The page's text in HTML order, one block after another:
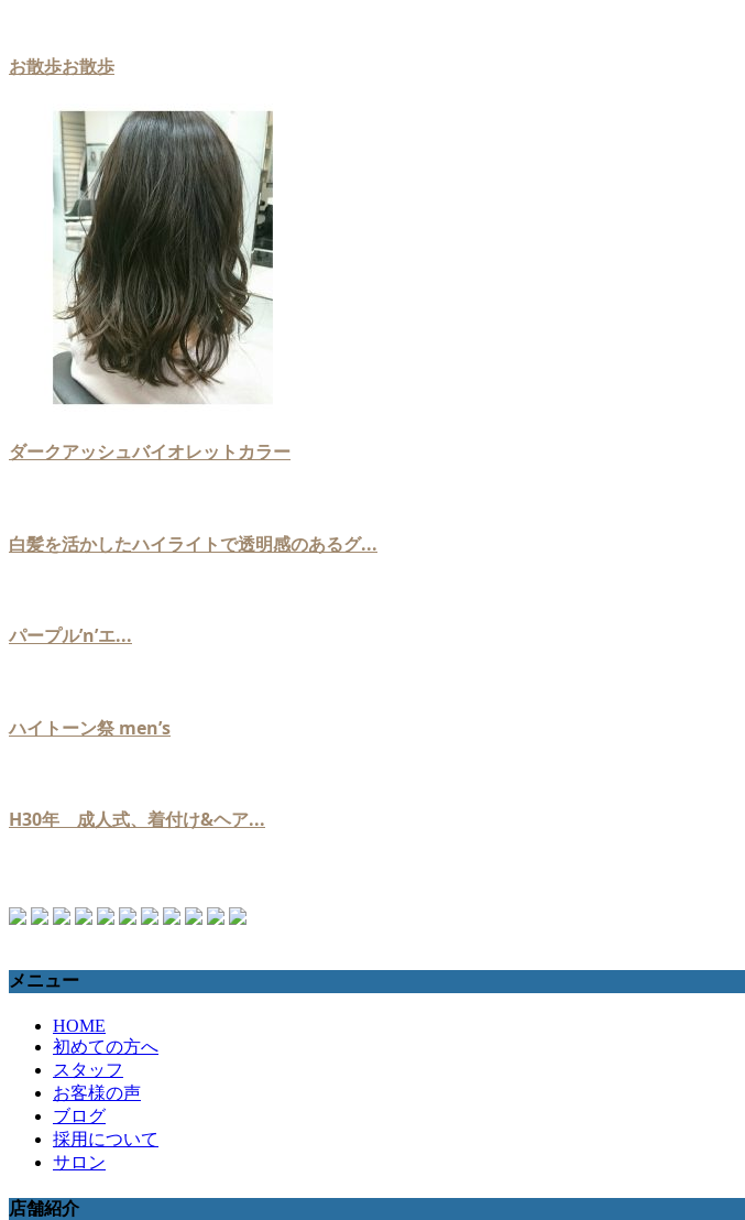
お散歩お散歩
ダークアッシュバイオレットカラー
白髪を活かしたハイライトで透明感のあるグ...
パープル’n’エ...
ハイトーン祭 men’s
H30年 成人式、着付け&ヘア...
メニュー
HOME
初めての方へ
スタッフ
お客様の声
ブログ
採用について
サロン
店舗紹介